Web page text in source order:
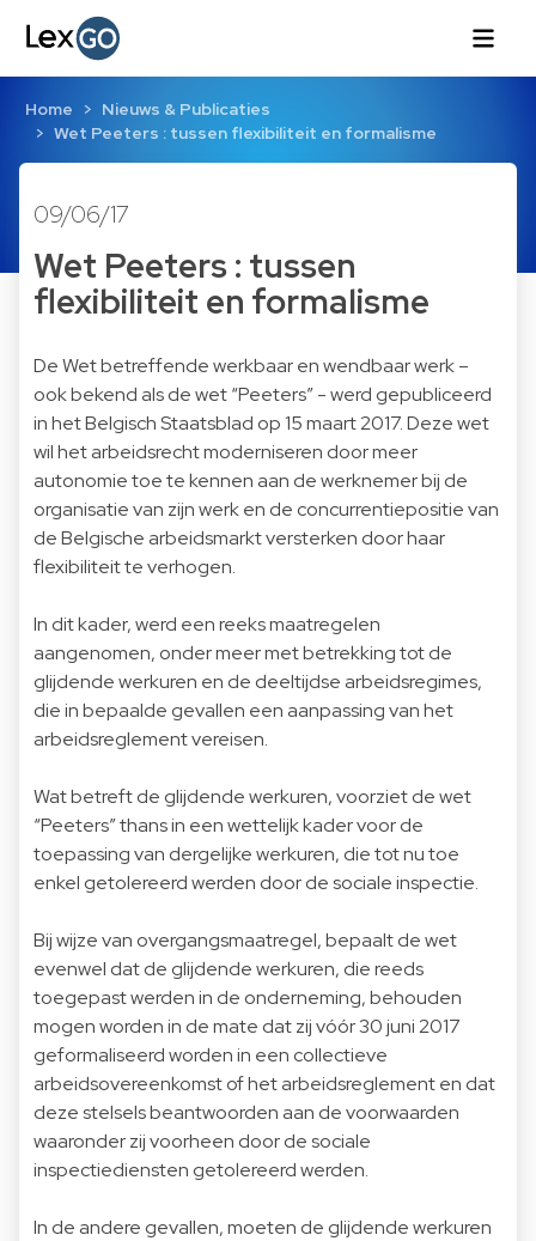
Home
Nieuws & Publicaties
Wet Peeters : tussen flexibiliteit en formalisme
09/06/17
Wet Peeters : tussen
flexibiliteit en formalisme
De Wet betreffende werkbaar en wendbaar werk –
ook bekend als de wet “Peeters” - werd gepubliceerd
in het Belgisch Staatsblad op 15 maart 2017. Deze wet
wil het arbeidsrecht moderniseren door meer
autonomie toe te kennen aan de werknemer bij de
organisatie van zijn werk en de concurrentiepositie van
de Belgische arbeidsmarkt versterken door haar
flexibiliteit te verhogen.
In dit kader, werd een reeks maatregelen
aangenomen, onder meer met betrekking tot de
glijdende werkuren en de deeltijdse arbeidsregimes,
die in bepaalde gevallen een aanpassing van het
arbeidsreglement vereisen.
Wat betreft de glijdende werkuren, voorziet de wet
“Peeters” thans in een wettelijk kader voor de
toepassing van dergelijke werkuren, die tot nu toe
enkel getolereerd werden door de sociale inspectie.
Bij wijze van overgangsmaatregel, bepaalt de wet
evenwel dat de glijdende werkuren, die reeds
toegepast werden in de onderneming, behouden
mogen worden in de mate dat zij vóór 30 juni 2017
geformaliseerd worden in een collectieve
arbeidsovereenkomst of het arbeidsreglement en dat
deze stelsels beantwoorden aan de voorwaarden
waaronder zij voorheen door de sociale
inspectiediensten getolereerd werden.
In de andere gevallen, moeten de glijdende werkuren